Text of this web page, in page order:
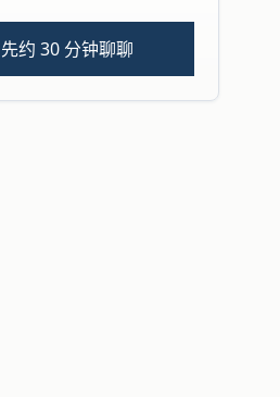
先约 30 分钟聊聊